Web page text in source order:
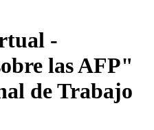
-
las AFP"
de Trabajo